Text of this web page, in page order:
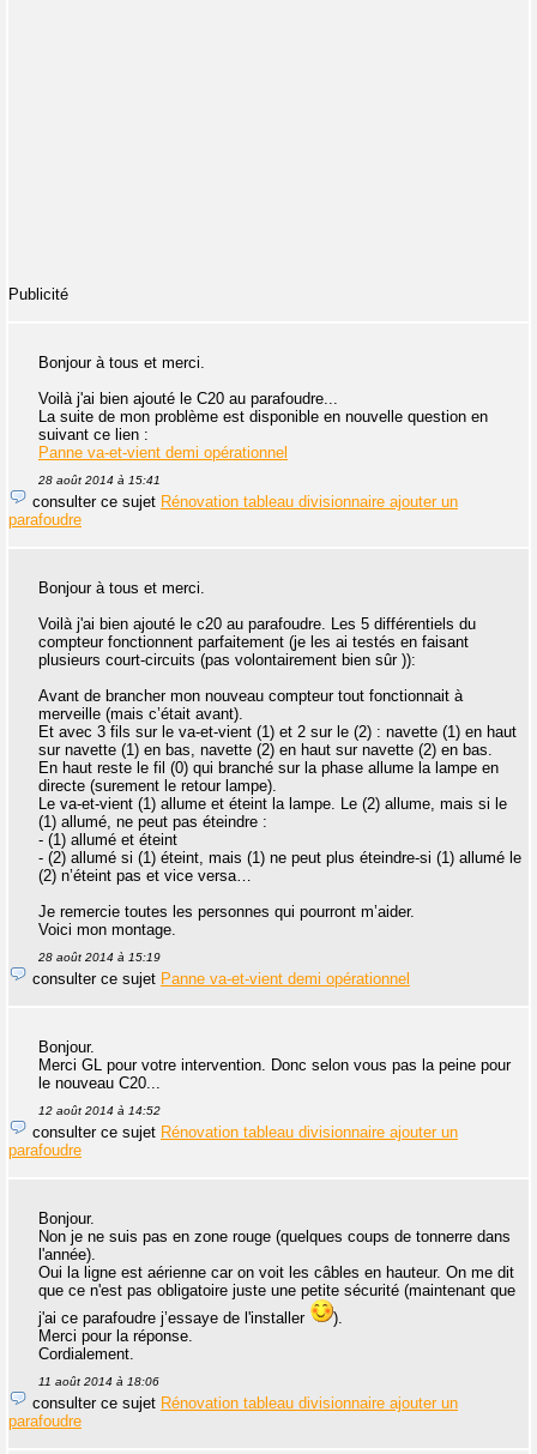
Publicité
Bonjour à tous et merci.
Voilà j'ai bien ajouté le C20 au parafoudre...
La suite de mon problème est disponible en nouvelle question en
suivant ce lien :
Panne va-et-vient demi opérationnel
28 août 2014 à 15:41
consulter ce sujet Rénovation tableau divisionnaire ajouter un
parafoudre
Bonjour à tous et merci.
Voilà j'ai bien ajouté le c20 au parafoudre. Les 5 différentiels du
compteur fonctionnent parfaitement (je les ai testés en faisant
plusieurs court-circuits (pas volontairement bien sûr )):
Avant de brancher mon nouveau compteur tout fonctionnait à
merveille (mais c’était avant).
Et avec 3 fils sur le va-et-vient (1) et 2 sur le (2) : navette (1) en haut
sur navette (1) en bas, navette (2) en haut sur navette (2) en bas.
En haut reste le fil (0) qui branché sur la phase allume la lampe en
directe (surement le retour lampe).
Le va-et-vient (1) allume et éteint la lampe. Le (2) allume, mais si le
(1) allumé, ne peut pas éteindre :
- (1) allumé et éteint
- (2) allumé si (1) éteint, mais (1) ne peut plus éteindre-si (1) allumé le
(2) n’éteint pas et vice versa…
Je remercie toutes les personnes qui pourront m’aider.
Voici mon montage.
28 août 2014 à 15:19
consulter ce sujet Panne va-et-vient demi opérationnel
Bonjour.
Merci GL pour votre intervention. Donc selon vous pas la peine pour
le nouveau C20...
12 août 2014 à 14:52
consulter ce sujet Rénovation tableau divisionnaire ajouter un
parafoudre
Bonjour.
Non je ne suis pas en zone rouge (quelques coups de tonnerre dans
l'année).
Oui la ligne est aérienne car on voit les câbles en hauteur. On me dit
que ce n'est pas obligatoire juste une petite sécurité (maintenant que
j'ai ce parafoudre j’essaye de l'installer
).
Merci pour la réponse.
Cordialement.
11 août 2014 à 18:06
consulter ce sujet Rénovation tableau divisionnaire ajouter un
parafoudre